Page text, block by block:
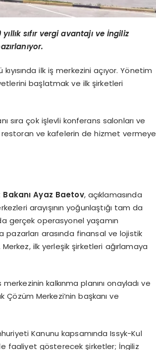
sıfır vergi avantajı ve İngiliz
ilk iş merkezini açıyor. Yönetim
başlatmak ve ilk şirketleri
sıra çok işlevli konferans salonları ve
restoran ve kafelerin de hizmet vermeye
Bakanı Ayaz Baetov, açıklamasında
arayışının yoğunlaştığı tam da
gerçek operasyonel yaşamın
pazarları arasında finansal ve lojistik
ilk yerleşik şirketleri ağırlamaya
kalkınma planını onayladı ve
Merkezi’nin başkanı ve
Kanunu kapsamında Issyk-Kul
faaliyet gösterecek şirketler; İngiliz